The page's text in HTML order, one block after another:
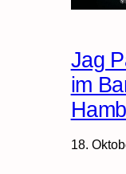
Jag
im
18.